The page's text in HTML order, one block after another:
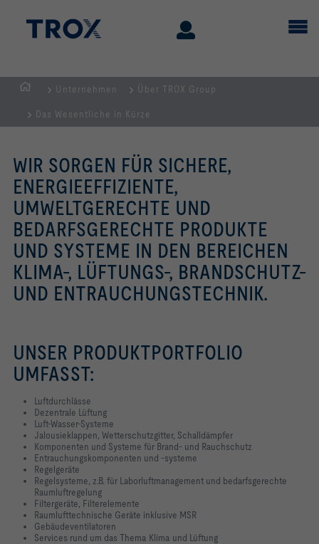
Unternehmen Über TROX Group
Das Wesentliche in Kürze
WIR SORGEN FÜR SICHERE,
ENERGIEEFFIZIENTE,
UMWELTGERECHTE UND
BEDARFSGERECHTE PRODUKTE
UND SYSTEME IN DEN BEREICHEN
KLIMA-, LÜFTUNGS-, BRANDSCHUTZ-
UND ENTRAUCHUNGSTECHNIK.
UNSER PRODUKTPORTFOLIO
UMFASST:
Luftdurchlässe
Dezentrale Lüftung
Luft-Wasser-Systeme
Jalousieklappen, Wetterschutzgitter, Schalldämpfer
Komponenten und Systeme für Brand- und Rauchschutz
Entrauchungskomponenten und -systeme
Regelgeräte
Regelsysteme, z.B. für Laborluftmanagement und bedarfsgerechte
Raumluftregelung
Filtergeräte, Filterelemente
Raumlufttechnische Geräte inklusive MSR
Gebäudeventilatoren
Services rund um das Thema Klima und Lüftung